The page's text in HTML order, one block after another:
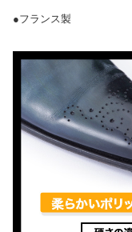
●フランス製